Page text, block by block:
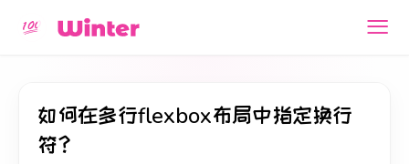
如何在多行flexbox布局中指定换行
符？